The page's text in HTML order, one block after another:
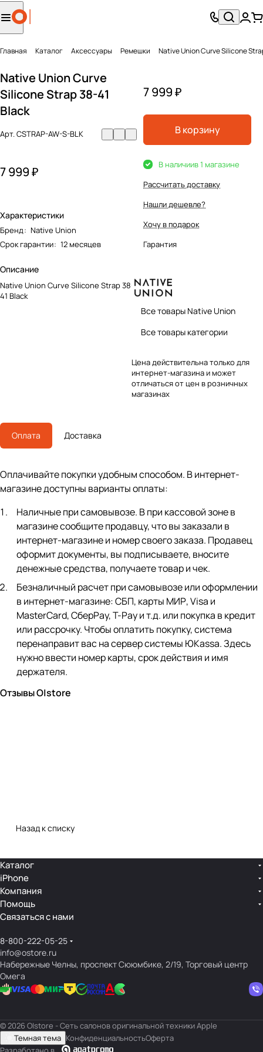
Главная Каталог Аксесcуары Ремешки Native Union Curve Silicone
Native Union Curve
Silicone Strap 38-41
Black
Арт.CSTRAP-AW-S-BLK
7 999 ₽
Характеристики
Бренд: Native Union
Срок гарантии: 12 месяцев
Описание
Native Union Curve Silicone Strap 38-
41 Black
7 999 ₽
В корзину
В наличиив 1 магазине
Рассчитать доставку
Нашли дешевле?
Хочу в подарок
Гарантия
Все товары Native Union
Все товары категории
Цена действительна только для
интернет-магазина и может
отличаться от цен в розничных
магазинах
Оплата Доставка
Оплачивайте покупки удобным способом. В интернет-
магазине доступны варианты оплаты:
Наличные при самовывозе. В при кассовой зоне в
магазине сообщите продавцу, что вы заказали в
интернет-магазине и номер своего заказа. Продавец
оформит документы, вы подписываете, вносите
денежные средства, получаете товар и чек.
Безналичный расчет при самовывозе или оформлении
в интернет-магазине: СБП, карты МИР, Visa и
MasterCard, СберPay, Т-Pay и т.д. или покупка в кредит
или рассрочку. Чтобы оплатить покупку, система
перенаправит вас на сервер системы ЮKassa. Здесь
нужно ввести номер карты, срок действия и имя
держателя.
Отзывы O|store
Назад к списку
Каталог
iPhone
Компания
Помощь
Связаться с нами
8-800-222-05-25
info@ostore.ru
Набережные Челны, проспект Сююмбике, 2/19, Торговый центр
Омега
© 2026 O|store - Сеть салонов оригинальной техники Apple
Темная тема КонфиденциальностьОферта